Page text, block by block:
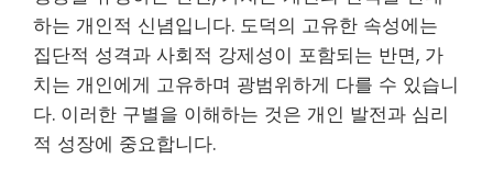
하는 개인적 신념입니다. 도덕의 고유한 속성에는
집단적 성격과 사회적 강제성이 포함되는 반면, 가
치는 개인에게 고유하며 광범위하게 다를 수 있습니
다. 이러한 구별을 이해하는 것은 개인 발전과 심리
적 성장에 중요합니다.